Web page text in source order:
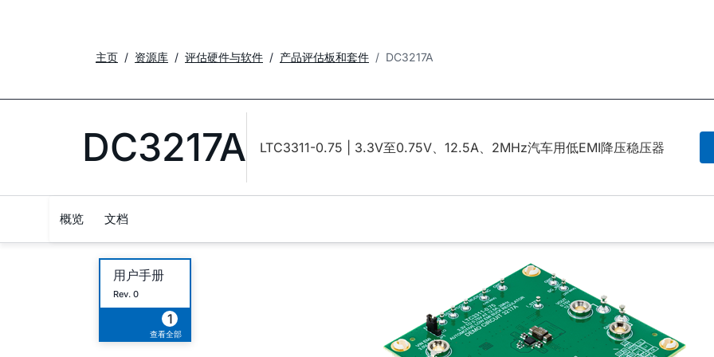
主页 资源库 评估硬件与软件 产品评估板和套件 DC3217A
DC3217A LTC3311-0.75 | 3.3V至0.75V、12.5A、2MHz汽车用低EMI降压稳压器
概览 文档
用户手册
Rev. 0
1
查看全部